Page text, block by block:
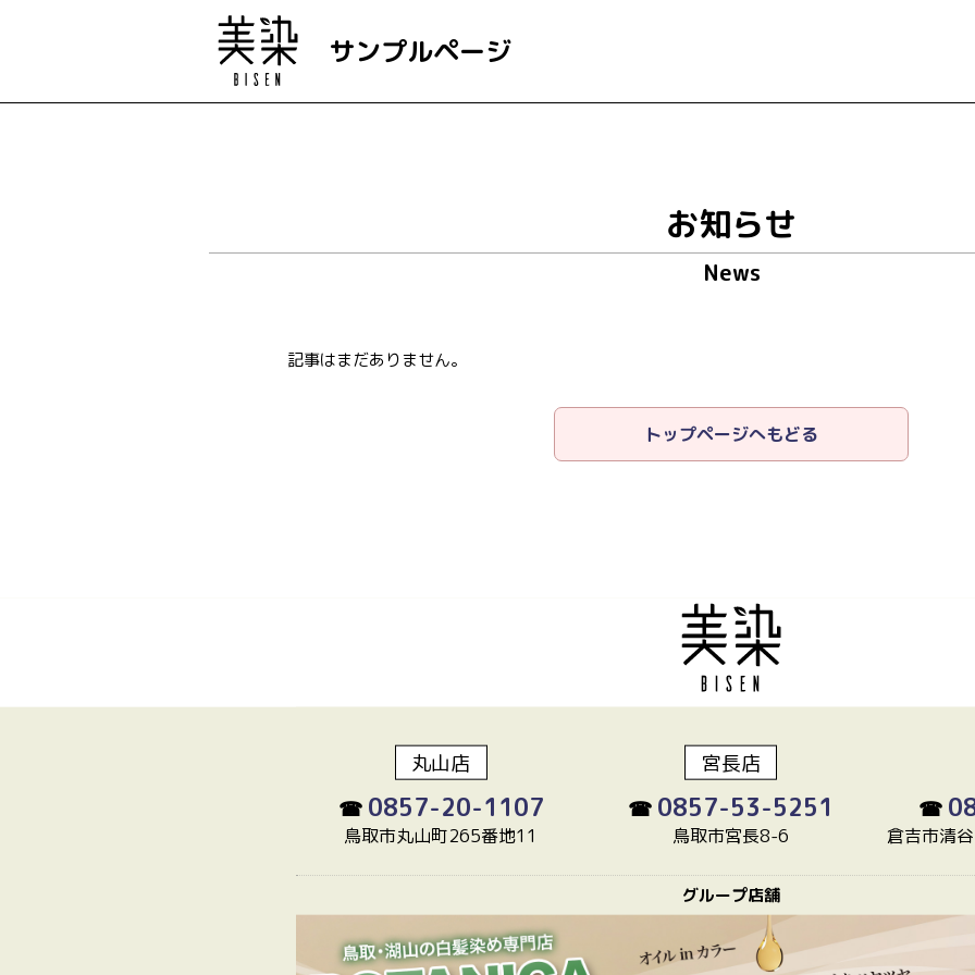
サンプルページ
お知らせ
News
記事はまだありません。
トップページへもどる
丸山店
☎ 0857-20-1107
鳥取市丸山町265番地11
宮長店
☎ 0857-53-5251
鳥取市宮長8-6
☎
倉吉市清
グループ店舗